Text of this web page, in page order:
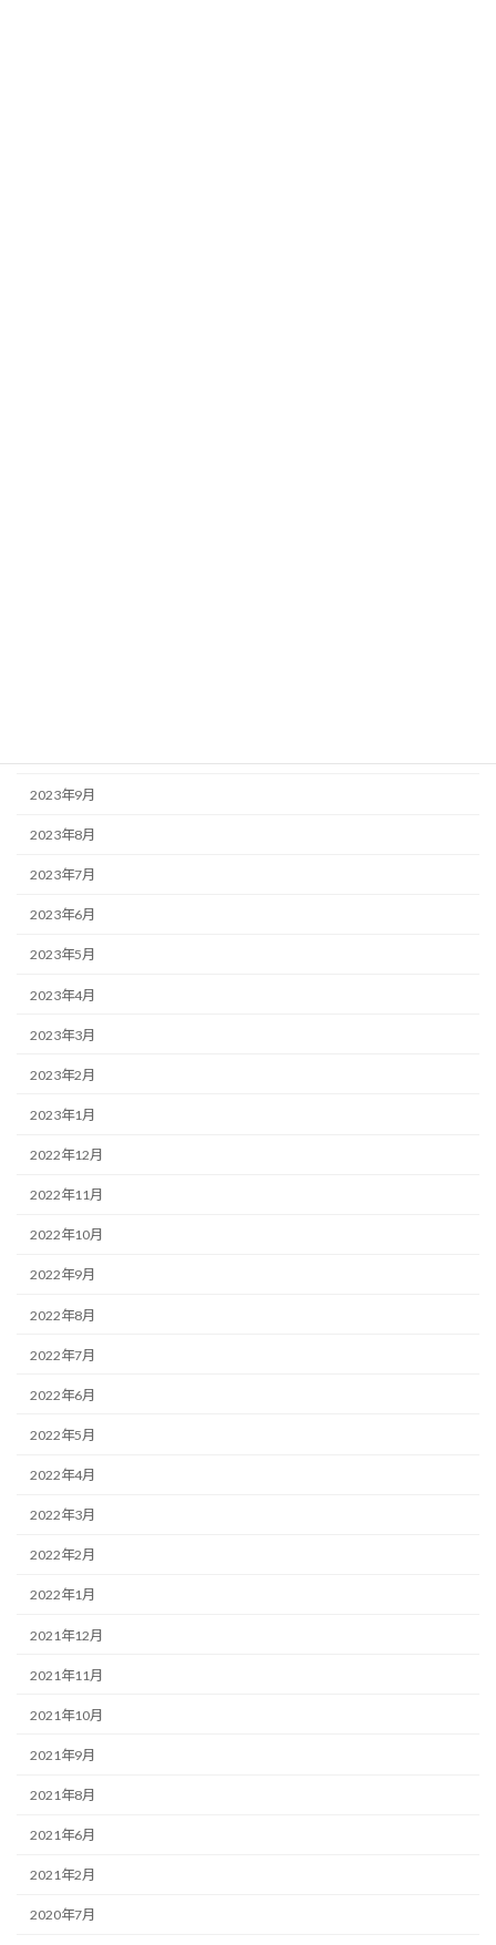
2023年9月
2023年8月
2023年7月
2023年6月
2023年5月
2023年4月
2023年3月
2023年2月
2023年1月
2022年12月
2022年11月
2022年10月
2022年9月
2022年8月
2022年7月
2022年6月
2022年5月
2022年4月
2022年3月
2022年2月
2022年1月
2021年12月
2021年11月
2021年10月
2021年9月
2021年8月
2021年6月
2021年2月
2020年7月